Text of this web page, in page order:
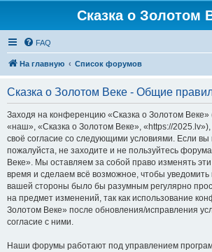
Сказка о Золотом
FAQ
На главную Список форумов
Сказка о Золотом Веке - Общие
Заходя на конференцию «Сказка о Золотом
«наш», «Сказка о Золотом Веке», «https://
своё согласие со следующими условиями. Если вы
пожалуйста, не заходите и не пользуйтесь
Веке». Мы оставляем за собой право изменять
время и сделаем всё возможное, чтобы уведомить
вашей стороны было бы разумным регулярно
на предмет изменений, так как использование
Золотом Веке» после обновления/исправления
согласие с ними.
Наши форумы работают под управлением